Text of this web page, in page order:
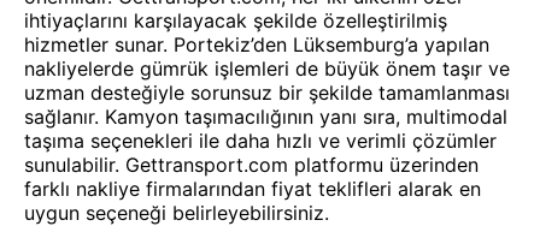
ihtiyaçlarını karşılayacak şekilde özelleştirilmiş
hizmetler sunar. Portekiz’den Lüksemburg’a yapılan
nakliyelerde gümrük işlemleri de büyük önem taşır ve
uzman desteğiyle sorunsuz bir şekilde tamamlanması
sağlanır. Kamyon taşımacılığının yanı sıra, multimodal
taşıma seçenekleri ile daha hızlı ve verimli çözümler
sunulabilir. Gettransport.com platformu üzerinden
farklı nakliye firmalarından fiyat teklifleri alarak en
uygun seçeneği belirleyebilirsiniz.